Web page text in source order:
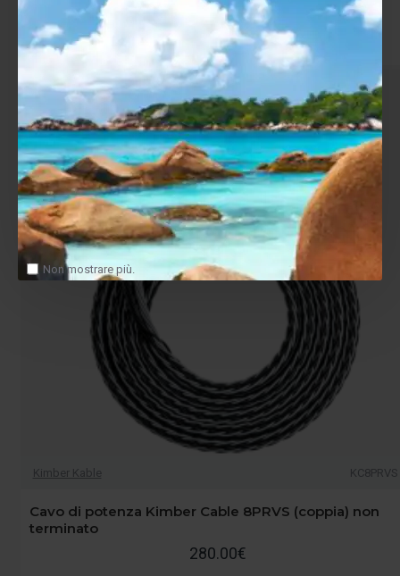
Non mostrare più.
Salva Confronta
Kimber Kable KC8PRVS
Cavo di potenza Kimber Cable 8PRVS (coppia) non
terminato
280.00€